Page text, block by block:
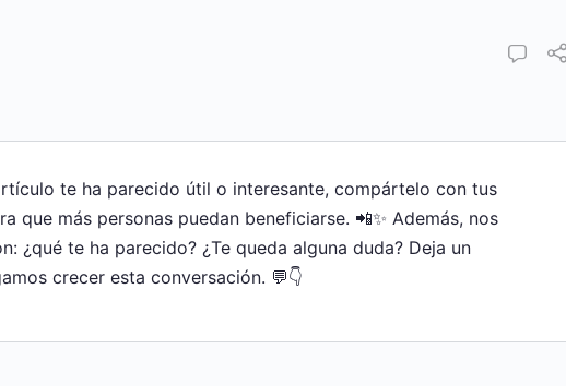
te ha parecido útil o interesante, compártelo con tus
que más personas puedan beneficiarse. 📲✨ Además, nos
¿qué te ha parecido? ¿Te queda alguna duda? Deja un
crecer esta conversación. 💬👇